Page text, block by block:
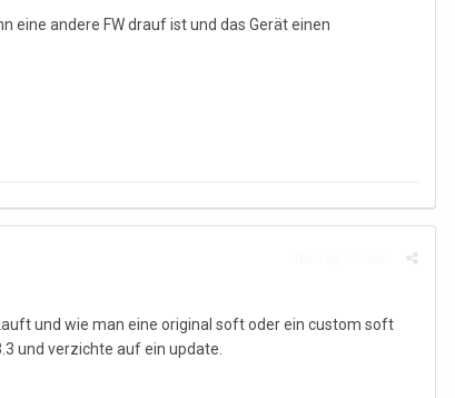
eine andere FW drauf ist und das Gerät einen
und wie man eine original soft oder ein custom soft
und verzichte auf ein update.